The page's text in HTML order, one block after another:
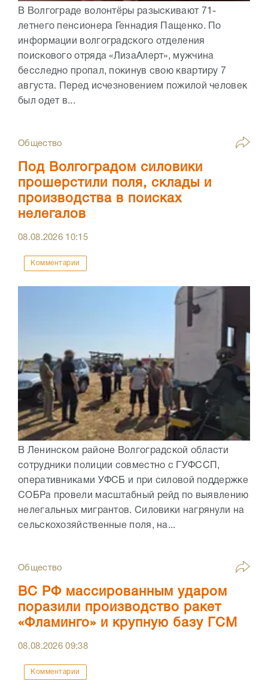
В Волгограде волонтёры разыскивают 71-
летнего пенсионера Геннадия Пащенко. По
информации волгоградского отделения
поискового отряда «ЛизаАлерт», мужчина
бесследно пропал, покинув свою квартиру 7
августа. Перед исчезновением пожилой человек
был одет в...
Общество
Под Волгоградом силовики
прошерстили поля, склады и
производства в поисках
нелегалов
08.08.2026 10:15
Комментарии
В Ленинском районе Волгоградской области
сотрудники полиции совместно с ГУФССП,
оперативниками УФСБ и при силовой поддержке
СОБРа провели масштабный рейд по выявлению
нелегальных мигрантов. Силовики нагрянули на
сельскохозяйственные поля, на...
Общество
ВС РФ массированным ударом
поразили производство ракет
«Фламинго» и крупную базу ГСМ
08.08.202609:38
Комментарии